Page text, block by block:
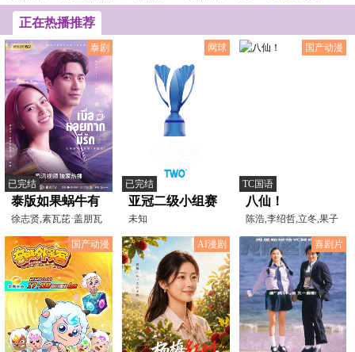
外的收获！
正在热播推荐
泰剧
已完结
泰版如果蜗牛有
爱情国语
徐志贤,素瓦芘·盖朋瓦
拉吉,丝丽娜·素甘达
网球
已完结
亚冠二级小组赛
卡雅vs曼谷玻璃
20251023
未知
国产动漫
TC国语
八仙！
陈浩,李绍哲,立冬,果子
哥哥,董天弋,喻鹏力,
国产动漫
AI漫剧 喜剧片